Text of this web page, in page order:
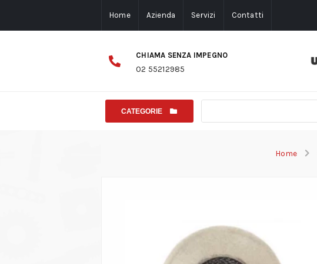
Home Azienda Servizi Contatti
CHIAMA SENZA IMPEGNO
02 55212985
CATEGORIE
Home